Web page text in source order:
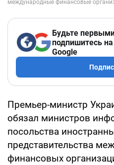
Будьте
подпишитесь
Google
Премьер-министр
обязал министров
посольства
представительства
финансовых